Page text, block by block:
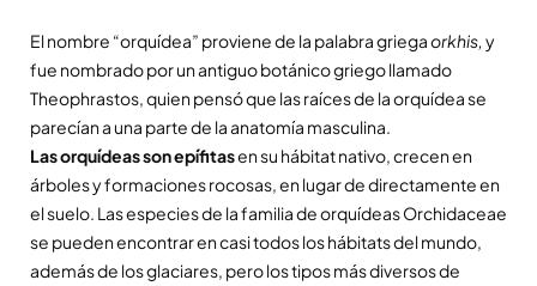
El nombre “orquídea” proviene de la palabra griegaorkhis,y
fue nombrado por un antiguo botánico griego llamado
Theophrastos, quien pensó que las raíces de la orquídea se
parecían a una parte de la anatomía masculina.
Las orquídeas son epífitasen su hábitat nativo, crecen en
árboles y formaciones rocosas, en lugar de directamente en
el suelo. Las especies de la familia de orquídeas Orchidaceae
se pueden encontrar en casi todos los hábitats del mundo,
además de los glaciares, pero los tipos más diversos de